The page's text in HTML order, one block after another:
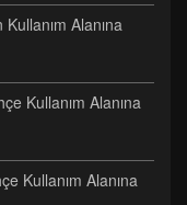
Alanına
Kullanım Alanına
Kullanım Alanına